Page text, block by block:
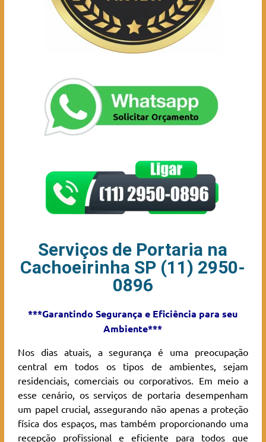
Serviços de Portaria na
Cachoeirinha SP (11) 2950-
0896
***Garantindo Segurança e Eficiência para seu
Ambiente***
Nos dias atuais, a segurança é uma preocupação
central em todos os tipos de ambientes, sejam
residenciais, comerciais ou corporativos. Em meio a
esse cenário, os serviços de portaria desempenham
um papel crucial, assegurando não apenas a proteção
física dos espaços, mas também proporcionando uma
recepção profissional e eficiente para todos que